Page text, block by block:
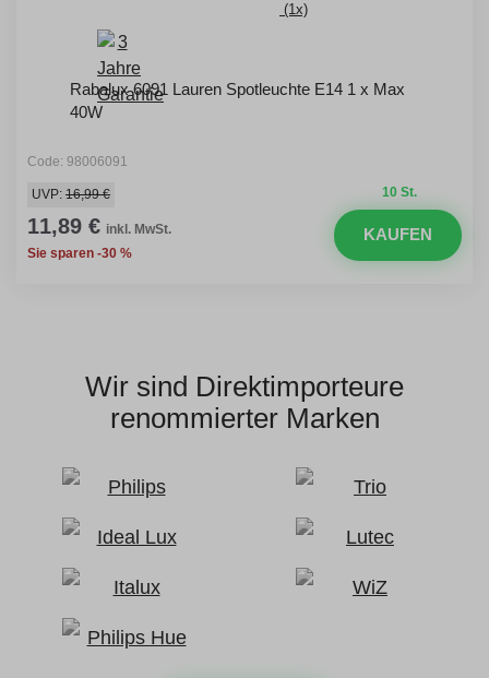
(1x)
Rabalux 6091 Lauren Spotleuchte E14 1 x Max
40W
Code: 98006091
10 St.
UVP: 16,99 €
11,89 € inkl. MwSt.
Sie sparen -30 %
KAUFEN
Wir sind Direktimporteure
renommierter Marken